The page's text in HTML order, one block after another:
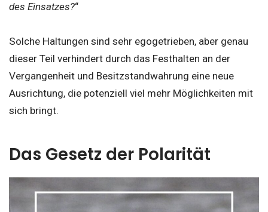
des Einsatzes?“
Solche Haltungen sind sehr egogetrieben, aber genau
dieser Teil verhindert durch das Festhalten an der
Vergangenheit und Besitzstandwahrung eine neue
Ausrichtung, die potenziell viel mehr Möglichkeiten mit
sich bringt.
Das Gesetz der Polarität